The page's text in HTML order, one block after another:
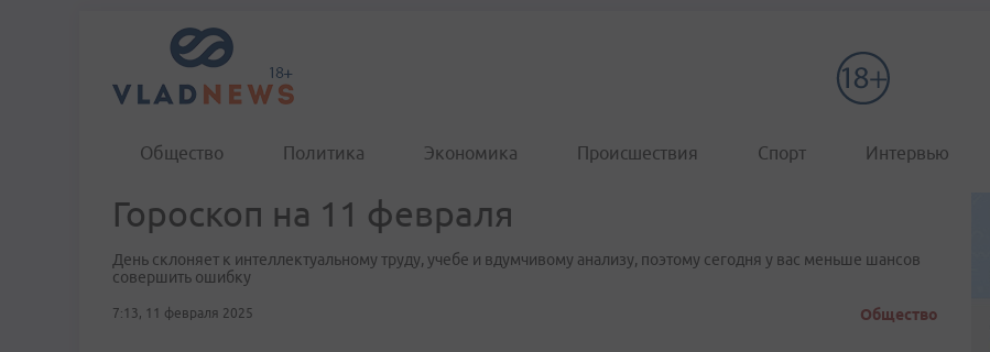
Общество Политика Экономика Происшествия Спорт Интервью
Гороскоп на 11 февраля
День склоняет к интеллектуальному труду, учебе и вдумчивому анализу, поэтому сегодня у вас меньше шансов
совершить ошибку
7:13, 11 февраля 2025 Общество